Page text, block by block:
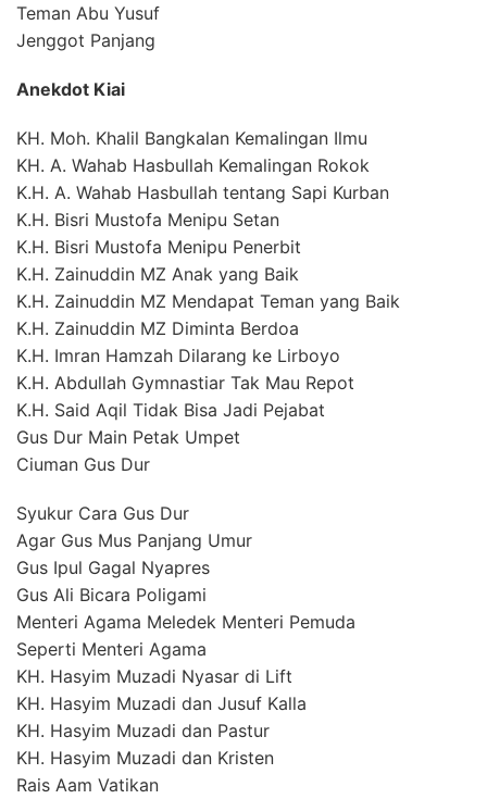
Teman Abu Yusuf
Jenggot Panjang
Anekdot Kiai
KH. Moh. Khalil Bangkalan Kemalingan Ilmu
KH. A. Wahab Hasbullah Kemalingan Rokok
K.H. A. Wahab Hasbullah tentang Sapi Kurban
K.H. Bisri Mustofa Menipu Setan
K.H. Bisri Mustofa Menipu Penerbit
K.H. Zainuddin MZ Anak yang Baik
K.H. Zainuddin MZ Mendapat Teman yang Baik
K.H. Zainuddin MZ Diminta Berdoa
K.H. Imran Hamzah Dilarang ke Lirboyo
K.H. Abdullah Gymnastiar Tak Mau Repot
K.H. Said Aqil Tidak Bisa Jadi Pejabat
Gus Dur Main Petak Umpet
Ciuman Gus Dur
Syukur Cara Gus Dur
Agar Gus Mus Panjang Umur
Gus Ipul Gagal Nyapres
Gus Ali Bicara Poligami
Menteri Agama Meledek Menteri Pemuda
Seperti Menteri Agama
KH. Hasyim Muzadi Nyasar di Lift
KH. Hasyim Muzadi dan Jusuf Kalla
KH. Hasyim Muzadi dan Pastur
KH. Hasyim Muzadi dan Kristen
Rais Aam Vatikan